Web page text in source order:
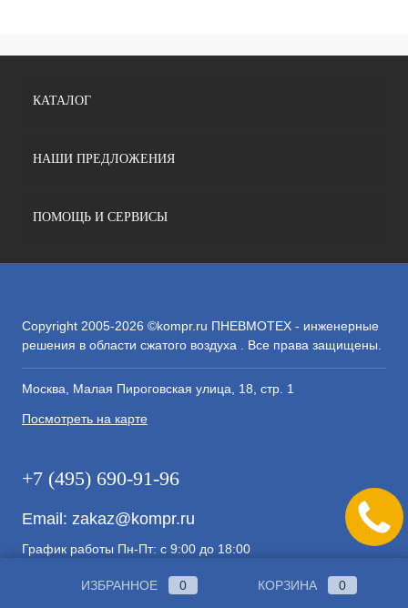
КАТАЛОГ
НАШИ ПРЕДЛОЖЕНИЯ
ПОМОЩЬ И СЕРВИСЫ
Copyright 2005-2026 ©kompr.ru ПНЕВМОТЕХ - инженерные
решения в области сжатого воздуха . Все права защищены.
Москва, Малая Пироговская улица, 18, стр. 1
Посмотреть на карте
+7 (495) 690-91-96
Email: zakaz@kompr.ru
График работы Пн-Пт: с 9:00 до 18:00
ИЗБРАННОЕ 0 КОРЗИНА 0